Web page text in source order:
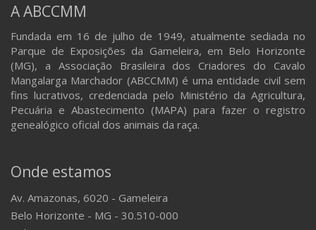
A ABCCMM
Fundada em 16 de julho de 1949, atualmente sediada no
Parque de Exposições da Gameleira, em Belo Horizonte
(MG), a Associação Brasileira dos Criadores do Cavalo
Mangalarga Marchador (ABCCMM) é uma entidade civil sem
fins lucrativos, credenciada pelo Ministério da Agricultura,
Pecuária e Abastecimento (MAPA) para fazer o registro
genealógico oficial dos animais da raça.
Onde estamos
Av. Amazonas, 6020 - Gameleira
Belo Horizonte - MG - 30.510-000